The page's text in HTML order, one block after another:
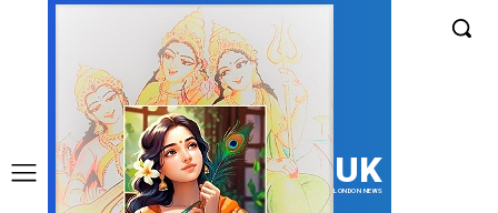
UK
LONDON NEWS